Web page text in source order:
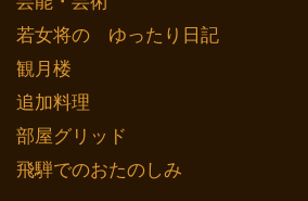
若女将の ゆったり日記
観月楼
追加料理
部屋グリッド
飛騨でのおたのしみ